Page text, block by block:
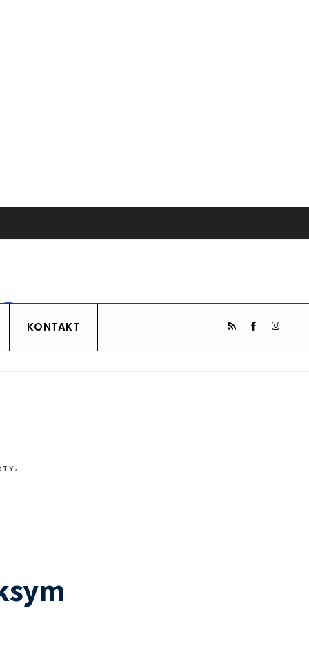
KONTAKT
,